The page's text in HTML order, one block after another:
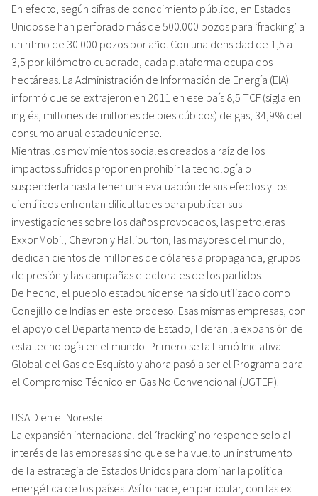
En efecto, según cifras de conocimiento público, en Estados
Unidos se han perforado más de 500.000 pozos para ‘fracking’ a
un ritmo de 30.000 pozos por año. Con una densidad de 1,5 a
3,5 por kilómetro cuadrado, cada plataforma ocupa dos
hectáreas. La Administración de Información de Energía (EIA)
informó que se extrajeron en 2011 en ese país 8,5 TCF (sigla en
inglés, millones de millones de pies cúbicos) de gas, 34,9% del
consumo anual estadounidense.
Mientras los movimientos sociales creados a raíz de los
impactos sufridos proponen prohibir la tecnología o
suspenderla hasta tener una evaluación de sus efectos y los
científicos enfrentan dificultades para publicar sus
investigaciones sobre los daños provocados, las petroleras
ExxonMobil, Chevron y Halliburton, las mayores del mundo,
dedican cientos de millones de dólares a propaganda, grupos
de presión y las campañas electorales de los partidos.
De hecho, el pueblo estadounidense ha sido utilizado como
Conejillo de Indias en este proceso. Esas mismas empresas, con
el apoyo del Departamento de Estado, lideran la expansión de
esta tecnología en el mundo. Primero se la llamó Iniciativa
Global del Gas de Esquisto y ahora pasó a ser el Programa para
el Compromiso Técnico en Gas No Convencional (UGTEP).
USAID en el Noreste
La expansión internacional del ‘fracking’ no responde solo al
interés de las empresas sino que se ha vuelto un instrumento
de la estrategia de Estados Unidos para dominar la política
energética de los países. Así lo hace, en particular, con las ex